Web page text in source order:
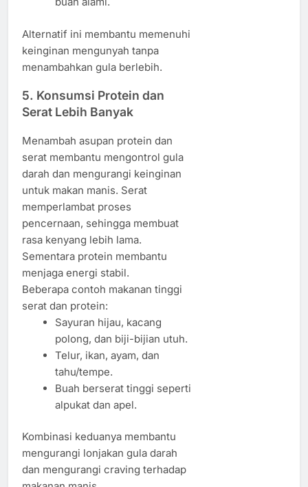
Alternatif ini membantu memenuhi
keinginan mengunyah tanpa
menambahkan gula berlebih.
5. Konsumsi Protein dan
Serat Lebih Banyak
Menambah asupan protein dan
serat membantu mengontrol gula
darah dan mengurangi keinginan
untuk makan manis. Serat
memperlambat proses
pencernaan, sehingga membuat
rasa kenyang lebih lama.
Sementara protein membantu
menjaga energi stabil.
Beberapa contoh makanan tinggi
serat dan protein:
Sayuran hijau, kacang
polong, dan biji-bijian utuh.
Telur, ikan, ayam, dan
tahu/tempe.
Buah berserat tinggi seperti
alpukat dan apel.
Kombinasi keduanya membantu
mengurangi lonjakan gula darah
dan mengurangi craving terhadap